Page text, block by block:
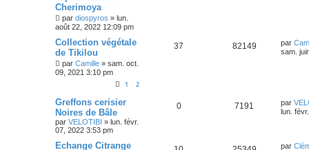
Cherimoya
par diospyros » lun.
août 22, 2022 12:09 pm
Collection végétale
de Tikilou
par Camille » sam. oct.
09, 2021 3:10 pm
1 2
37 82149 par
sam.
Greffons cerisier
Noires de Bâle
par VELOTIBI » lun. févr.
07, 2022 3:53 pm
0 7191 par
lun.
Echange Citrange
par